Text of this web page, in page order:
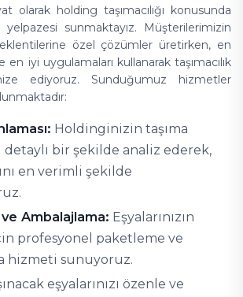
olarak holding taşımacılığı konusunda
sunmaktayız. Müşterilerimizin
özel çözümler üretirken, en
iyi uygulamaları kullanarak taşımacılık
ediyoruz. Sunduğumuz hizmetler
Holdinginizin taşıma
detaylı bir şekilde analiz ederek,
en verimli şekilde
Ambalajlama: Eşyalarınızın
profesyonel paketleme ve
hizmeti sunuyoruz.
eşyalarınızı özenle ve